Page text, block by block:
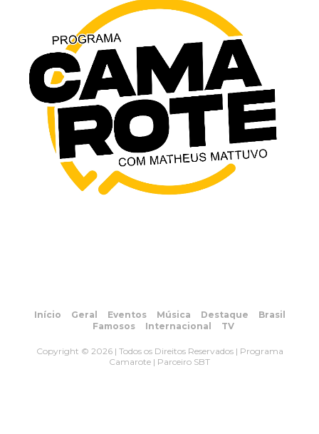
Início Geral Eventos Música Destaque
Brasil
Famosos
Internacional TV
Copyright © 2026 | Todos os Direitos Reservados | Programa
Camarote | Parceiro SBT